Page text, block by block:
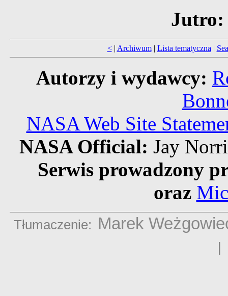
Jutro:
<| Archiwum| Lista tematyczna |
Autorzy i wydawcy:
NASA Web Site
NASA Official: Jay
Serwis prowadzony
oraz
Tłumaczenie: Marek
|